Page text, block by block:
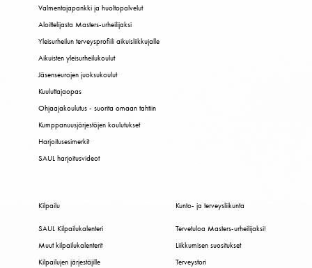
Valmentajapankki ja huoltopalvelut
Aloittelijasta Masters-urheilijaksi
Yleisurheilun terveysprofiili aikuisliikkujalle
Aikuisten yleisurheilukoulut
Jäsenseurojen juoksukoulut
Kuuluttajaopas
Ohjaajakoulutus - suorita omaan tahtiin
Kumppanuusjärjestöjen koulutukset
Harjoitusesimerkit
SAUL harjoitusvideot
Kilpailu
SAUL Kilpailukalenteri
Muut kilpailukalenterit
Kilpailujen järjestäjille
Kunto- ja terveysliikunta
Tervetuloa Masters-urheilijaksi!
Liikkumisen suositukset
Terveystori